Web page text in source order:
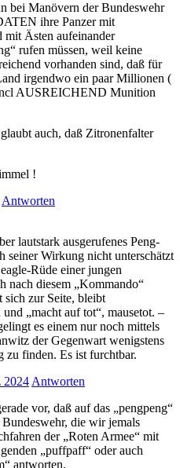
bei Manövern der Bundeswehr
ihre Panzer mit
mit Ästen aufeinander
rufen müssen, weil keine
vorhanden sind, daß für
irgendwo ein paar Millionen (
AUSREICHEND Munition
auch, daß Zitronenfalter
!
Antworten
lautstark ausgerufenes Peng-
seiner Wirkung nicht unterschätzt
Rüde einer jungen
nach diesem „Kommando“
zur Seite, bleibt
„macht auf tot“, mausetot. –
es einem nur noch mittels
der Gegenwart wenigstens
zu finden. Es ist furchtbar.
2024 Antworten
vor, daß auf das „pengpeng“
Bundeswehr, die wir jemals
der „Roten Armee“ mit
„puffpaff“ oder auch
antworten.